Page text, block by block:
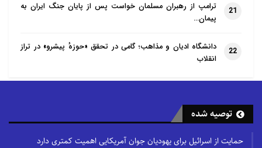
21
ترامپ از رهبران مسلمان خواست پس از پایان جنگ ایران به
پیمان…
22
دانشگاه ادیان و مذاهب؛ گامی در تحقق «حوزهٔ پیشرو» در تراز
انقلاب
توصیه شده
حمایت از اسرائیل برای یهودیان جوان آمریکایی اهمیت کمتری دارد